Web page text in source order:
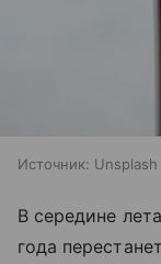
Источник: Unsplash
В середине
года